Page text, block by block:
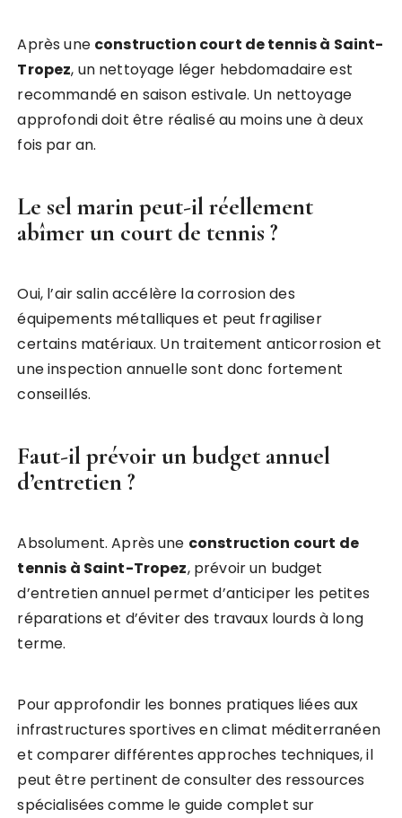
Après une construction court de tennis à Saint-
Tropez, un nettoyage léger hebdomadaire est
recommandé en saison estivale. Un nettoyage
approfondi doit être réalisé au moins une à deux
fois par an.
Le sel marin peut-il réellement
abîmer un court de tennis ?
Oui, l’air salin accélère la corrosion des
équipements métalliques et peut fragiliser
certains matériaux. Un traitement anticorrosion et
une inspection annuelle sont donc fortement
conseillés.
Faut-il prévoir un budget annuel
d’entretien ?
Absolument. Après une construction court de
tennis à Saint-Tropez, prévoir un budget
d’entretien annuel permet d’anticiper les petites
réparations et d’éviter des travaux lourds à long
terme.
Pour approfondir les bonnes pratiques liées aux
infrastructures sportives en climat méditerranéen
et comparer différentes approches techniques, il
peut être pertinent de consulter des ressources
spécialisées comme le guide complet sur